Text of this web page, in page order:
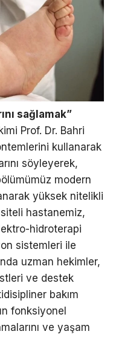
sağlamak”
Prof. Dr. Bahri
kullanarak
söyleyerek,
modern
yüksek nitelikli
hastanemiz,
hidroterapi
sistemleri ile
uzman hekimler,
ve destek
bakım
fonksiyonel
ve yaşam